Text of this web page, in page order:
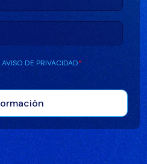
AVISO DE PRIVACIDAD*